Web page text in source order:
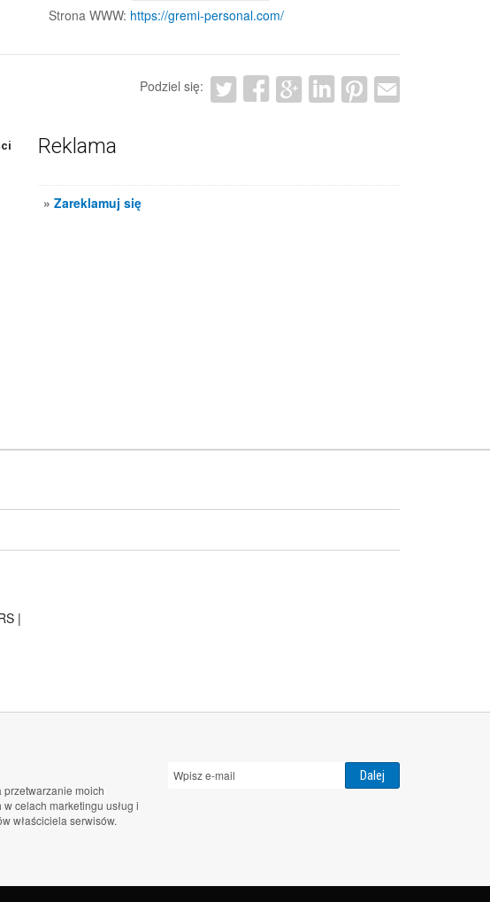
Strona WWW: https://gremi-personal.com/
Podziel się:
Reklama
»Zareklamuj się
|
przetwarzanie moich
celach marketingu usług i
właściciela serwisów.